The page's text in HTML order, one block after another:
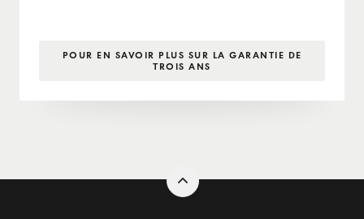
POUR EN SAVOIR PLUS SUR LA GARANTIE DE
TROIS ANS